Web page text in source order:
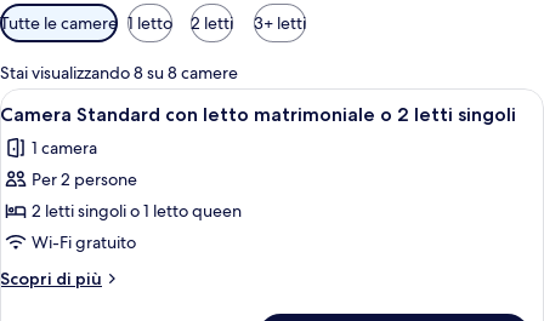
Filtri
disponibili
per
le
camere
Tutte le camere 1 letto 2 letti 3+ letti
Stai visualizzando 8 su 8 camere
Apri
tutte
le
foto
per
Camera
Standard
con
Una camera d'albergo con un letto
4
Camera Standard con letto matrimoniale o 2 letti singoli
1 camera
Per 2 persone
2 letti singoli o 1 letto queen
Wi-Fi gratuito
Scopri di più
Altri